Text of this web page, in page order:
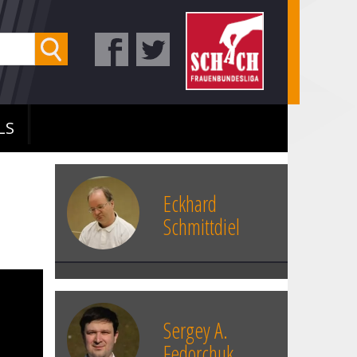
Eckhard
Schmittdiel
Sergey A.